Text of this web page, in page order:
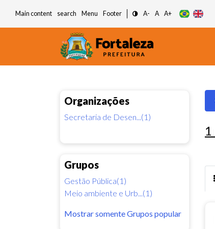
Main content search Menu Footer A- A A+
Organizações
Secretaria de Desen...(1)
Grupos
Gestão Pública(1)
Meio ambiente e Urb...(1)
Mostrar somente Grupos popular
1